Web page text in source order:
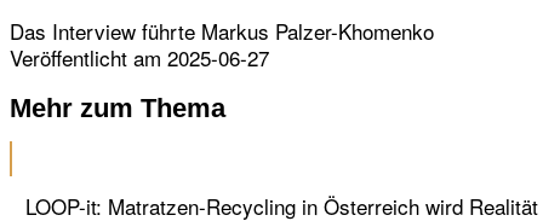
Das Interview führte Markus Palzer-Khomenko
Veröffentlicht am 2025-06-27
Mehr zum Thema
LOOP-it: Matratzen-Recycling in Österreich wird Realität